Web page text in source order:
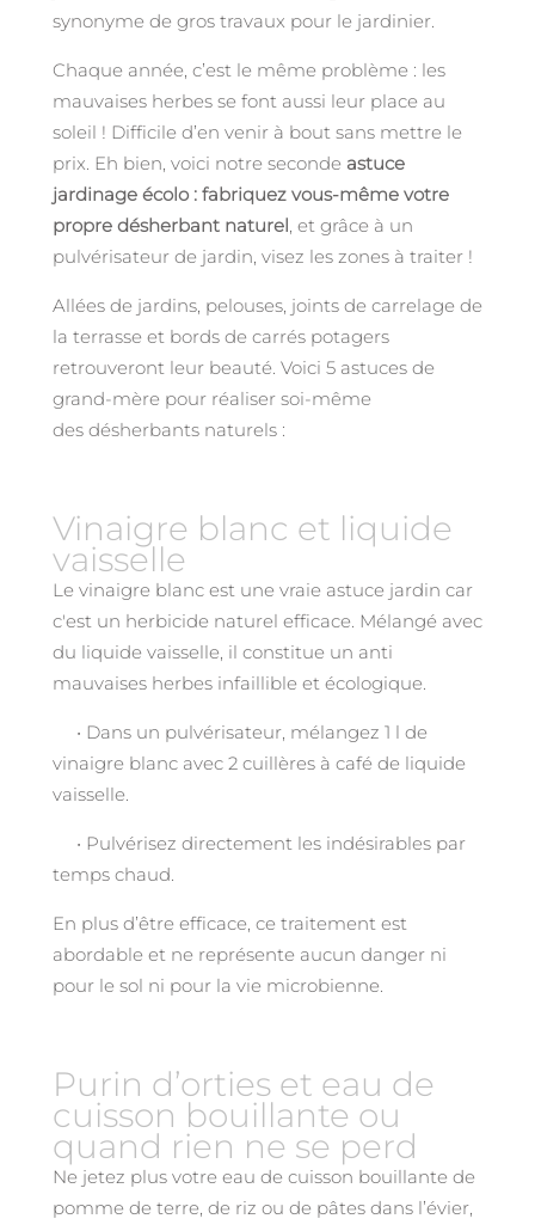
synonyme de gros travaux pour le jardinier.
Chaque année, c’est le même problème : les
mauvaises herbes se font aussi leur place au
soleil ! Difficile d’en venir à bout sans mettre le
prix. Eh bien, voici notre seconde astuce
jardinage écolo : fabriquez vous-même votre
propre désherbant naturel, et grâce à un
pulvérisateur de jardin, visez les zones à traiter !
Allées de jardins, pelouses, joints de carrelage de
la terrasse et bords de carrés potagers
retrouveront leur beauté. Voici 5 astuces de
grand-mère pour réaliser soi-même
des désherbants naturels :
Vinaigre blanc et liquide
vaisselle
Le vinaigre blanc est une vraie astuce jardin car
c'est un herbicide naturel efficace. Mélangé avec
du liquide vaisselle, il constitue un anti
mauvaises herbes infaillible et écologique.
• Dans un pulvérisateur, mélangez 1 l de
vinaigre blanc avec 2 cuillères à café de liquide
vaisselle.
• Pulvérisez directement les indésirables par
temps chaud.
En plus d’être efficace, ce traitement est
abordable et ne représente aucun danger ni
pour le sol ni pour la vie microbienne.
Purin d’orties et eau de
cuisson bouillante ou
quand rien ne se perd
Ne jetez plus votre eau de cuisson bouillante de
pomme de terre, de riz ou de pâtes dans l’évier,